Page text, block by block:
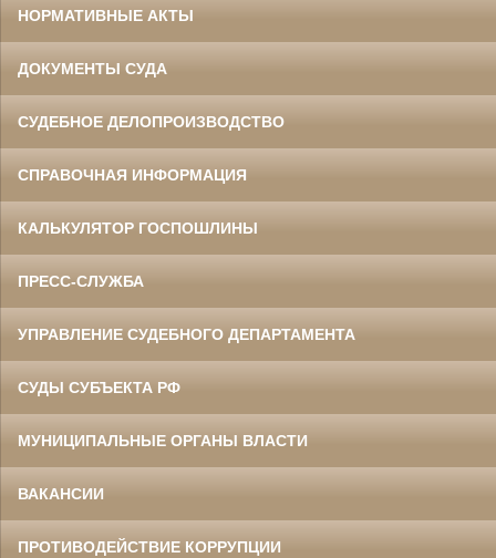
НОРМАТИВНЫЕ АКТЫ
ДОКУМЕНТЫ СУДА
СУДЕБНОЕ ДЕЛОПРОИЗВОДСТВО
СПРАВОЧНАЯ ИНФОРМАЦИЯ
КАЛЬКУЛЯТОР ГОСПОШЛИНЫ
ПРЕСС-СЛУЖБА
УПРАВЛЕНИЕ СУДЕБНОГО ДЕПАРТАМЕНТА
СУДЫ СУБЪЕКТА РФ
МУНИЦИПАЛЬНЫЕ ОРГАНЫ ВЛАСТИ
ВАКАНСИИ
ПРОТИВОДЕЙСТВИЕ КОРРУПЦИИ